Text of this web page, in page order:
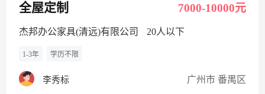
全屋定制 7000-10000元
杰邦办公家具(清远)有限公司 20人以下
1-3年 学历不限
李秀标 广州市 番禺区